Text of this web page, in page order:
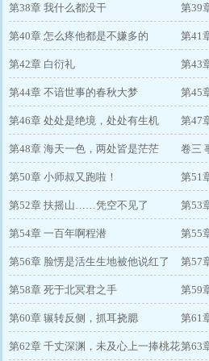
第38章 我什么都没干 第39
第40章 怎么疼他都是不嫌多的 第41
第42章 白衍礼 第43
第44章 不谙世事的春秋大梦 第45
第46章 处处是绝境，处处有生机 第47
第48章 海天一色，两处皆是茫茫 卷三
第50章 小师叔又跑啦！ 第51
第52章 扶摇山……凭空不见了 第53
第54章 一百年啊程潜 第55
第56章 脸愣是活生生地被他说红了 第57
第58章 死于北冥君之手 第59
第60章 辗转反侧，抓耳挠腮 第61
第62章 千丈深渊，未及心上一捧桃花第63